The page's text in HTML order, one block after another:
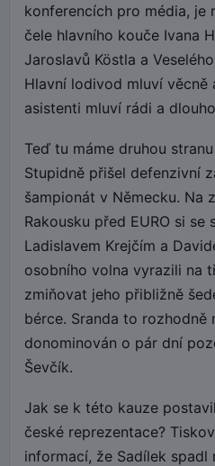
konferencích pro média, je
čele hlavního kouče Ivana
Jaroslavů Köstla a
Hlavní lodivod mluví věcně
asistenti mluví rádi a
Teď tu máme druhou
Stupidně přišel defenzivní
šampionát v Německu. Na
Rakousku před EURO si se
Ladislavem Krejčím a
osobního volna vyrazili na
zmiňovat jeho přibližně
bérce. Sranda to rozhodně
donominován o pár dní
Ševčík.
Jak se k této kauze
české reprezentace?
informací, že Sadílek